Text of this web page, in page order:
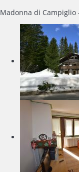
Madonna di Campiglio